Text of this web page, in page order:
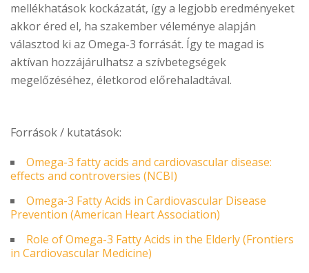
mellékhatások kockázatát, így a legjobb eredményeket
akkor éred el, ha szakember véleménye alapján
választod ki az Omega-3 forrását. Így te magad is
aktívan hozzájárulhatsz a szívbetegségek
megelőzéséhez, életkorod előrehaladtával.
Források / kutatások:
Omega-3 fatty acids and cardiovascular disease:
effects and controversies (NCBI)
Omega-3 Fatty Acids in Cardiovascular Disease
Prevention (American Heart Association)
Role of Omega-3 Fatty Acids in the Elderly (Frontiers
in Cardiovascular Medicine)